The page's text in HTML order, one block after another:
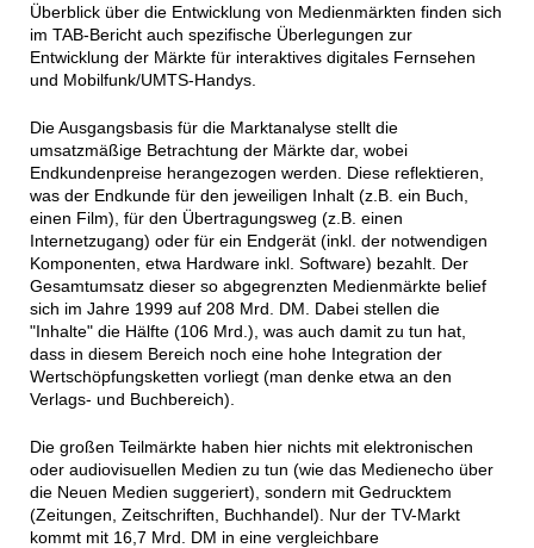
Überblick über die Entwicklung von Medienmärkten finden sich
im TAB-Bericht auch spezifische Überlegungen zur
Entwicklung der Märkte für interaktives digitales Fernsehen
und Mobilfunk/UMTS-Handys.
Die Ausgangsbasis für die Marktanalyse stellt die
umsatzmäßige Betrachtung der Märkte dar, wobei
Endkundenpreise herangezogen werden. Diese reflektieren,
was der Endkunde für den jeweiligen Inhalt (z.B. ein Buch,
einen Film), für den Übertragungsweg (z.B. einen
Internetzugang) oder für ein Endgerät (inkl. der notwendigen
Komponenten, etwa Hardware inkl. Software) bezahlt. Der
Gesamtumsatz dieser so abgegrenzten Medienmärkte belief
sich im Jahre 1999 auf 208 Mrd. DM. Dabei stellen die
"Inhalte" die Hälfte (106 Mrd.), was auch damit zu tun hat,
dass in diesem Bereich noch eine hohe Integration der
Wertschöpfungsketten vorliegt (man denke etwa an den
Verlags- und Buchbereich).
Die großen Teilmärkte haben hier nichts mit elektronischen
oder audiovisuellen Medien zu tun (wie das Medienecho über
die Neuen Medien suggeriert), sondern mit Gedrucktem
(Zeitungen, Zeitschriften, Buchhandel). Nur der TV-Markt
kommt mit 16,7 Mrd. DM in eine vergleichbare